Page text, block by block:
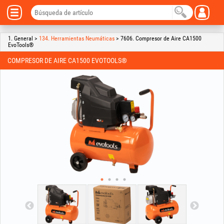
1. General > 134. Herramientas Neumáticas > 7606. Compresor de Aire CA1500
EvoTools®
COMPRESOR DE AIRE CA1500 EVOTOOLS®